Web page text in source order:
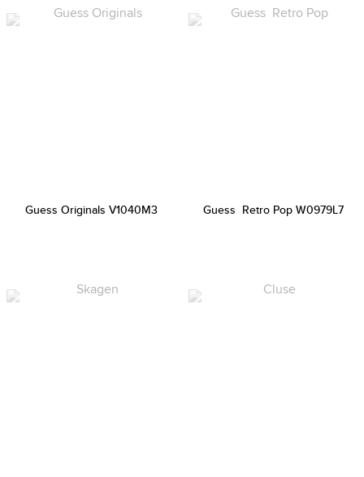
Guess Originals V1040M3 Guess Retro Pop W0979L7